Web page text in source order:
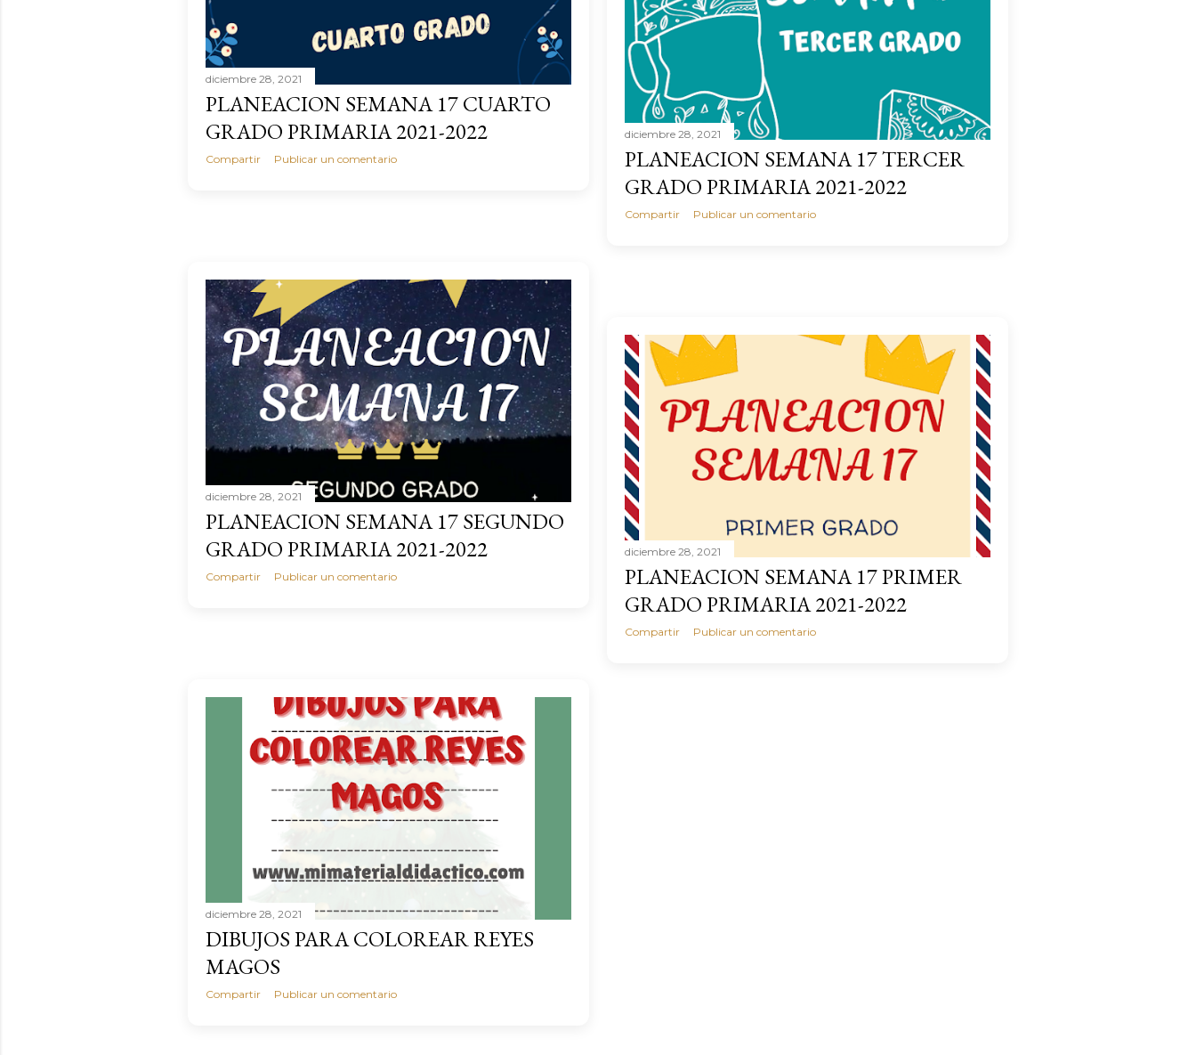
diciembre 28, 2021
PLANEACION SEMANA 17 CUARTO
GRADO PRIMARIA 2021-2022
Compartir Publicar un comentario
diciembre 28, 2021
PLANEACION SEMANA 17 TERCER
GRADO PRIMARIA 2021-2022
Compartir Publicar un comentario
diciembre 28, 2021
PLANEACION SEMANA 17 SEGUNDO
GRADO PRIMARIA 2021-2022
Compartir Publicar un comentario
diciembre 28, 2021
PLANEACION SEMANA 17 PRIMER
GRADO PRIMARIA 2021-2022
Compartir Publicar un comentario
diciembre 28, 2021
DIBUJOS PARA COLOREAR REYES
MAGOS
Compartir Publicar un comentario